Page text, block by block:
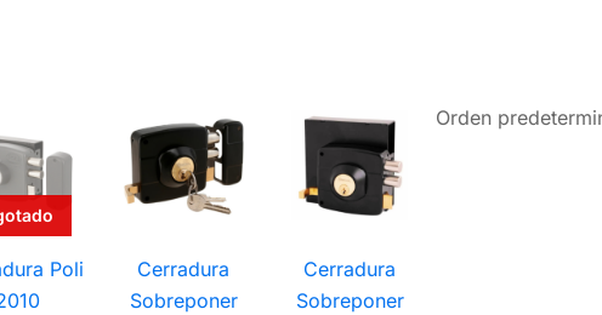
Poli
Cerradura
Sobreponer
Cerradura
Sobreponer